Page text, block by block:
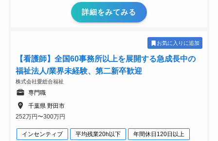
詳細をみてみる
お気に入りに追加
【看護師】全国60事務所以上を展開する急成長中の
福祉法人/業界未経験、第二新卒歓迎
株式会社愛総合福祉
専門職
千葉県 野田市
252万円〜300万円
インセンティブ 平均残業20h以下
年間休日120日以上